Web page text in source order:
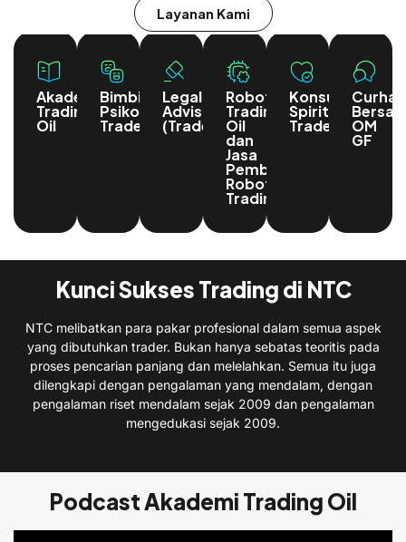
Layanan Kami
Akademi
Trading
Oil
Bimbingan
Psikologis
Trader
Legal
Advisor
(Trader)
Robot
Trading
Oil
dan
Jasa
Pembuatan
Robot
Trading
Konsultan
Spiritual
Trader
Curhat
OM
GF
Kunci Sukses Trading di NTC
NTC melibatkan para pakar profesional dalam semua aspek
yang dibutuhkan trader. Bukan hanya sebatas teoritis pada
proses pencarian panjang dan melelahkan. Semua itu juga
dilengkapi dengan pengalaman yang mendalam, dengan
pengalaman riset mendalam sejak 2009 dan pengalaman
mengedukasi sejak 2009.
Podcast Akademi Trading Oil